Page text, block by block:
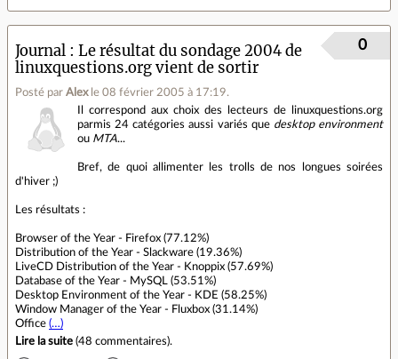
Journal
Le résultat du sondage 2004 de
linuxquestions.org vient de sortir
Posté par Alex le 08 février 2005 à 17:19.
0
Il correspond aux choix des lecteurs de linuxquestions.org
parmis 24 catégories aussi variés que desktop environment
ou MTA...
Bref, de quoi allimenter les trolls de nos longues soirées
d'hiver ;)
Les résultats :
Browser of the Year - Firefox (77.12%)
Distribution of the Year - Slackware (19.36%)
LiveCD Distribution of the Year - Knoppix (57.69%)
Database of the Year - MySQL (53.51%)
Desktop Environment of the Year - KDE (58.25%)
Window Manager of the Year - Fluxbox (31.14%)
Office (…)
Lire la suite (48 commentaires).